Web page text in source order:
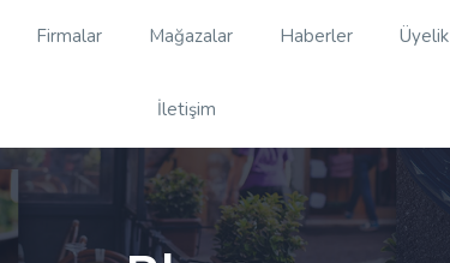
Firmalar Mağazalar Haberler Üyelik
İletişim